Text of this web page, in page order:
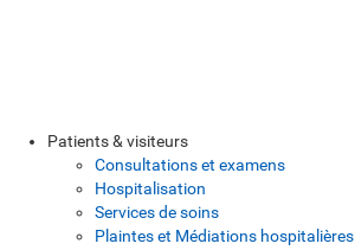
Patients & visiteurs
Consultations et examens
Hospitalisation
Services de soins
Plaintes et Médiations hospitalières